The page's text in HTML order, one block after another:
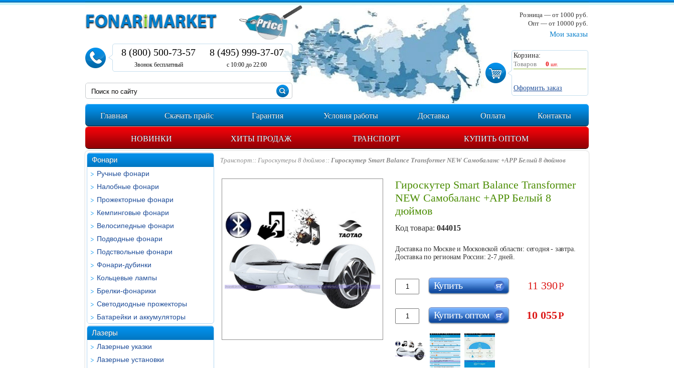
Мои заказы
Корзина:
Товаров
0 шт.
Оформить заказ
8 (800) 500-73-57
Звонок бесплатный
8 (495) 999-37-07
с 10:00 до 22:00
Розница — от 1000 руб.
Опт — от 10000 руб.
Главная Скачать прайс Гарантия Условия работы Доставка Оплата Контакты
НОВИНКИ ХИТЫ ПРОДАЖ ТРАНСПОРТ КУПИТЬ ОПТОМ
Фонари
Ручные фонари
Налобные фонари
Прожекторные фонари
Кемпинговые фонари
Велосипедные фонари
Подводные фонари
Подствольные фонари
Фонари-дубинки
Кольцевые лампы
Брелки-фонарики
Светодиодные прожекторы
Батарейки и аккумуляторы
Лазеры
Лазерные указки
Лазерные установки
Транспорт Гироскутеры 8 дюймов Гироскутер Smart Balance Transformer NEW Самобаланс +APP Белый 8 дюймов
Гироскутер Smart Balance Transformer
NEW Самобаланс +APP Белый 8
дюймов
Код товара: 044015
Доставка по Москве и Московской области: сегодня - завтра.
Доставка по регионам России: 2-7 дней.
11 390Р
Купить
10 055Р
Купить оптом